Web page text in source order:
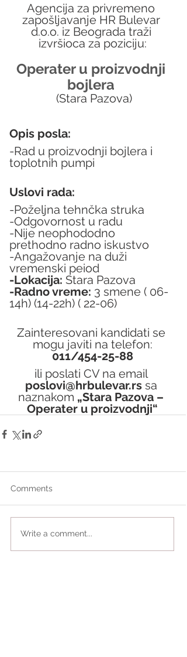
Agencija za privremeno
zapošljavanje HR Bulevar
d.o.o. iz Beograda traži
izvršioca za poziciju:
Operater u proizvodnji
bojlera
(Stara Pazova)
Opis posla:
-Rad u proizvodnji bojlera i
toplotnih pumpi
Uslovi rada:
-Poželjna tehnčka struka
-Odgovornost u radu
-Nije neophododno
prethodno radno iskustvo
-Angažovanje na duži
vremenski peiod
-Lokacija: Stara Pazova
-Radno vreme: 3 smene ( 06-
14h) (14-22h) ( 22-06)
Zainteresovani kandidati se
mogu javiti na telefon:
011/454-25-88
ili poslati CV na email
poslovi@hrbulevar.rs sa
naznakom „Stara Pazova –
Operater u proizvodnji“
Comments
Write a comment...